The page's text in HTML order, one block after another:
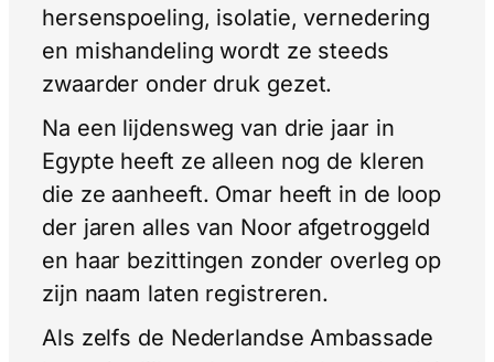
hersenspoeling, isolatie, vernedering
en mishandeling wordt ze steeds
zwaarder onder druk gezet.
Na een lijdensweg van drie jaar in
Egypte heeft ze alleen nog de kleren
die ze aanheeft. Omar heeft in de loop
der jaren alles van Noor afgetroggeld
en haar bezittingen zonder overleg op
zijn naam laten registreren.
Als zelfs de Nederlandse Ambassade